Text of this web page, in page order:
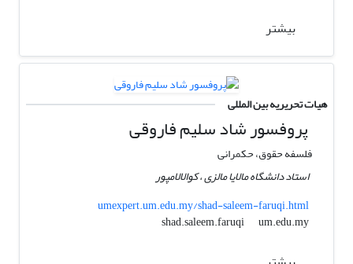
بیشتر
هیات تحریریه بین المللی
پروفسور شاد سلیم فاروقی
فلسفه حقوق، حکمرانی
استاد دانشگاه مالایا مالزی ، کوالالامپور
umexpert.um.edu.my/shad-saleem-faruqi.html
shad.saleem.faruqi
um.edu.my